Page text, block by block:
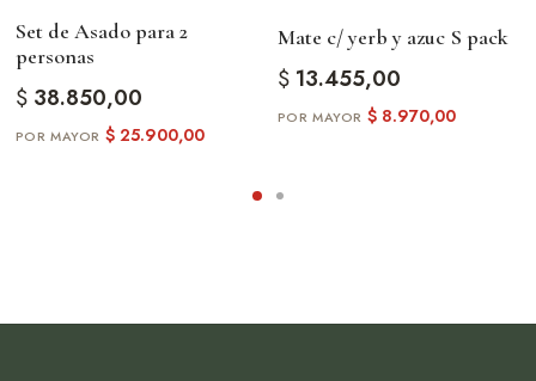
Set de Asado para 2
personas
$38.850,00
$25.900,00
Mate c/ yerb y azuc S pack
$13.455,00
$8.970,00